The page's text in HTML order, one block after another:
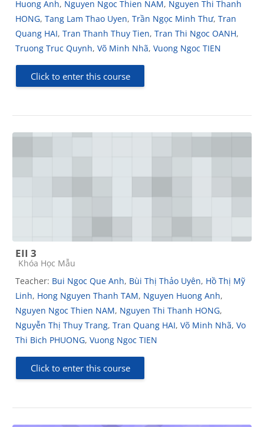
Huong Anh, Nguyen Ngoc Thien NAM, Nguyen Thi Thanh
HONG, Tang Lam Thao Uyen, Trần Ngọc Minh Thư, Tran
Quang HAI, Tran Thanh Thuy Tien, Tran Thi Ngoc OANH,
Truong Truc Quynh, Võ Minh Nhã, Vuong Ngoc TIEN
Click to enter this course
EII 3
Course category
Khóa Học Mẫu
Teacher: Bui Ngoc Que Anh, Bùi Thị Thảo Uyên, Hồ Thị Mỹ
Linh, Hong Nguyen Thanh TAM, Nguyen Huong Anh,
Nguyen Ngoc Thien NAM, Nguyen Thi Thanh HONG,
Nguyễn Thị Thuy Trang, Tran Quang HAI, Võ Minh Nhã, Vo
Thi Bich PHUONG, Vuong Ngoc TIEN
Click to enter this course